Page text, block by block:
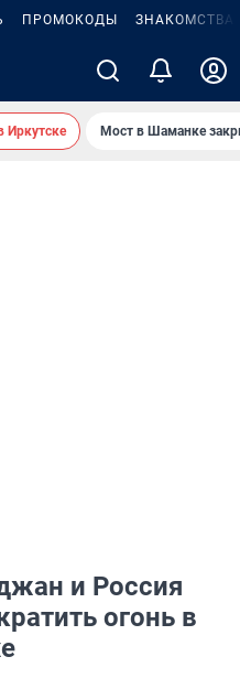
ПРОМОКОДЫ ЗНАКОМСТВА
Иркутске Мост в Шаманке
и Россия
огонь в